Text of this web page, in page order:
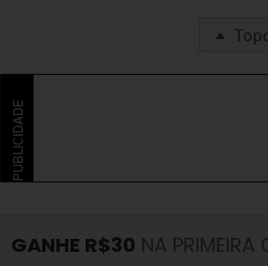
PUBLICIDADE
GANHE R$30 NA PRIMEIRA